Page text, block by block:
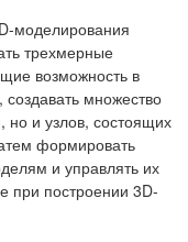
моделирования
трехмерные
возможность в
создавать множество
но и узлов, состоящих
формировать
и управлять их
при построении 3D-